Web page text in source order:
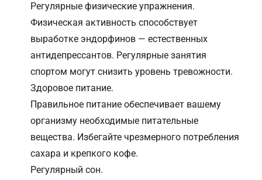
Регулярные физические упражнения.
Физическая активность способствует
выработке эндорфинов — естественных
антидепрессантов. Регулярные занятия
спортом могут снизить уровень тревожности.
Здоровое питание.
Правильное питание обеспечивает вашему
организму необходимые питательные
вещества. Избегайте чрезмерного потребления
сахара и крепкого кофе.
Регулярный сон.